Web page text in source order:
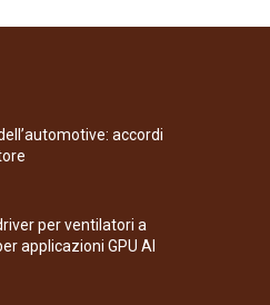
accordi
per ventilatori a
applicazioni GPU AI